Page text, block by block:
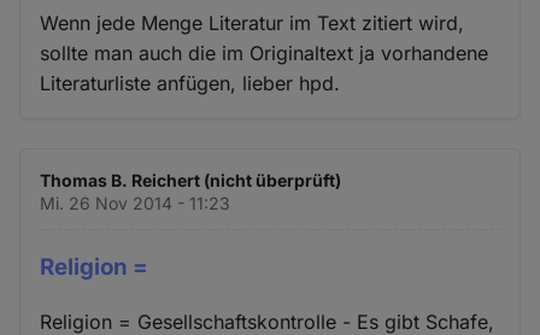
Wenn jede Menge Literatur im Text zitiert wird,
sollte man auch die im Originaltext ja vorhandene
Literaturliste anfügen, lieber hpd.
Thomas B. Reichert (nicht überprüft)
Mi. 26 Nov 2014 - 11:23
Religion =
Religion = Gesellschaftskontrolle - Es gibt Schafe,